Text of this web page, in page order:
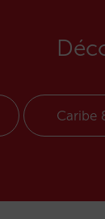
Caribe